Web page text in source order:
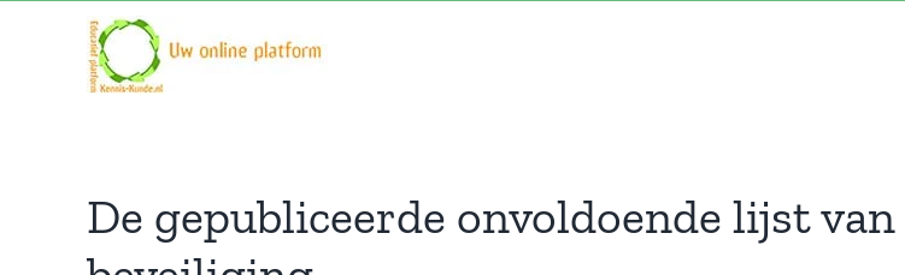
De gepubliceerde onvoldoende lijst